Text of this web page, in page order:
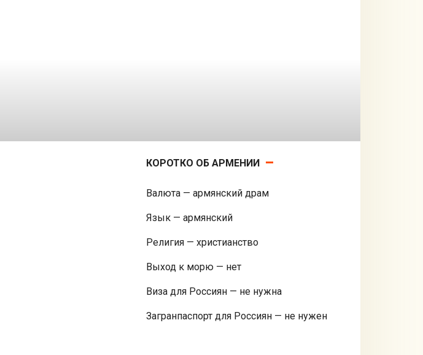
КОРОТКО ОБ АРМЕНИИ
Валюта — армянский драм
Язык — армянский
Религия — христианство
Выход к морю — нет
Виза для Россиян — не нужна
Загранпаспорт для Россиян — не нужен